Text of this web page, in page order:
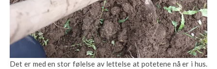
Det er med en stor følelse av lettelse at potetene nå er i hus.